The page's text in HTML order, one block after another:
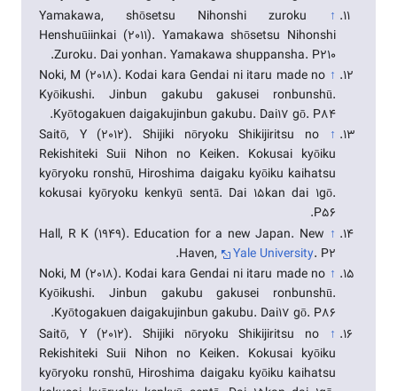
↑
Yamakawa, shōsetsu Nihonshi zuroku
Henshuūiinkai (2011). Yamakawa shōsetsu Nihonshi
Zuroku. Dai yonhan. Yamakawa shuppansha. P210.
↑
Noki, M (2018). Kodai kara Gendai ni itaru made no
Kyōikushi. Jinbun gakubu gakusei ronbunshū.
Kyōtogakuen daigakujinbun gakubu. Dai17 gō. P84.
↑
Saitō, Y (2012). Shijiki nōryoku Shikijiritsu no
Rekishiteki Suii Nihon no Keiken. Kokusai kyōiku
kyōryoku ronshū, Hiroshima daigaku kyōiku kaihatsu
kokusai kyōryoku kenkyū sentā. Dai 15kan dai 1gō.
P56.
↑
Hall, R K (1949). Education for a new Japan. New
Haven,
Yale University. P2.
↑
Noki, M (2018). Kodai kara Gendai ni itaru made no
Kyōikushi. Jinbun gakubu gakusei ronbunshū.
Kyōtogakuen daigakujinbun gakubu. Dai17 gō. P86.
↑
Saitō, Y (2012). Shijiki nōryoku Shikijiritsu no
Rekishiteki Suii Nihon no Keiken. Kokusai kyōiku
kyōryoku ronshū, Hiroshima daigaku kyōiku kaihatsu